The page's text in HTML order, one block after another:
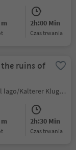
2h:00 Min
czas trwania
ruins of
Caldaro Campi al lago/Kalterer Klughammer, Kaltern an der Weinstraße/Caldaro sulla Strada del Vino, Alto Adige Wine Road
2h:30 Min
czas trwania